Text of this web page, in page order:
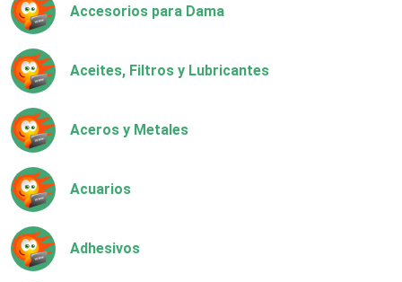
Accesorios para Dama
Aceites, Filtros y Lubricantes
Aceros y Metales
Acuarios
Adhesivos